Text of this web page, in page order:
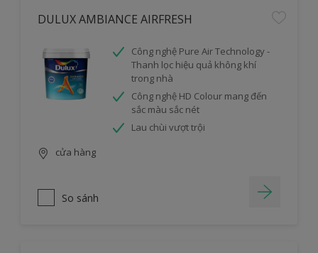
DULUX AMBIANCE AIRFRESH
Công nghệ Pure Air Technology -
Thanh lọc hiệu quả không khí
trong nhà
Công nghệ HD Colour mang đến
sắc màu sắc nét
Lau chùi vượt trội
cửa hàng
So sánh